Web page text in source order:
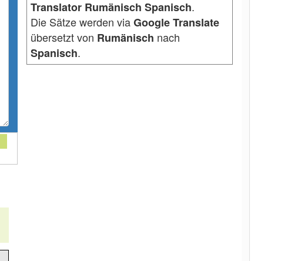
Translator Rumänisch Spanisch.
Die Sätze werden viaGoogle Translate
übersetzt von Rumänisch nach
Spanisch.